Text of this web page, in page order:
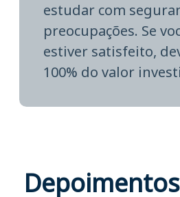
estudar com
preocupações. Se
estiver satisfeito,
100% do valor
Depoimentos